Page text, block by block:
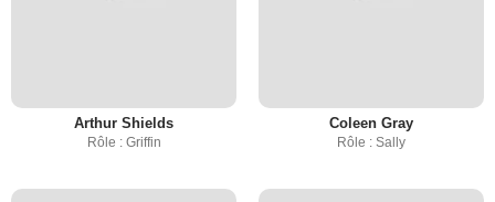
Arthur Shields
Rôle : Griffin
Coleen Gray
Rôle : Sally